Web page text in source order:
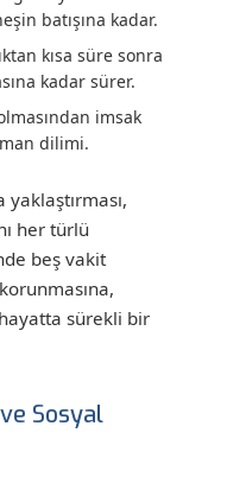
batışına kadar.
kısa süre sonra
kadar sürer.
imsak
dilimi.
her türlü
beş vakit
sürekli bir
Sosyal